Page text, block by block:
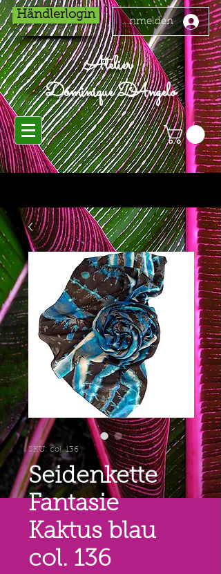
Händlerlogin
Anmelden
Atelier
Dominique D'Angelo
SKU: col. 136
Seidenkette
Fantasie
Kaktus blau
col. 136